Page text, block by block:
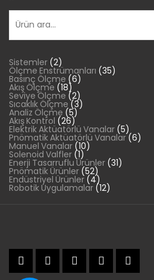
Ara
Sistemler 22
ürün
Ölçme Enstrümanları 3535
ürün
Basınç Ölçme 66
ürün
Akış Ölçme 1818
ürün
Seviye Ölçme 22
ürün
Sıcaklık Ölçme 33
ürün
Analiz Ölçme 55
ürün
Akış Kontrol 2626
ürün
Elektrik Aktüatörlü Vanalar 55
ürün
Pnömatik Aktüatörlü Vanalar 66
ürün
Manuel Vanalar 1010
ürün
Solenoid Valfler 11
ürün
Enerji Tasarruflu Ürünler 3131
ürün
Pnömatik Ürünler 5252
ürün
Endüstriyel Ürünler 44
ürün
Robotik Uygulamalar 1212
ürün